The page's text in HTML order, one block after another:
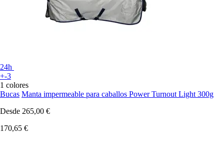
24h
+-3
1 colores
Bucas Manta impermeable para caballos Power Turnout Light 300g
Desde 265,00 €
170,65 €